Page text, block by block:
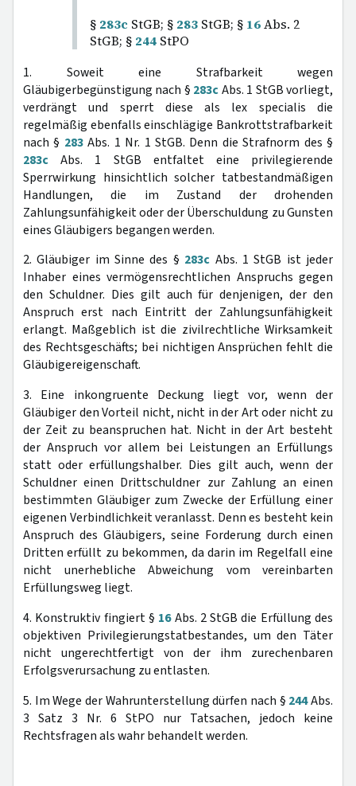
§ 283c StGB; § 283 StGB; § 16Abs. 2
StGB; § 244 StPO
1. Soweit eine Strafbarkeit wegen
Gläubigerbegünstigung nach § 283cAbs. 1 StGB vorliegt,
verdrängt und sperrt diese als lex specialis die
regelmäßig ebenfalls einschlägige Bankrottstrafbarkeit
nach § 283Abs. 1 Nr. 1 StGB. Denn die Strafnorm des §
283c Abs. 1 StGB entfaltet eine privilegierende
Sperrwirkung hinsichtlich solcher tatbestandmäßigen
Handlungen, die im Zustand der drohenden
Zahlungsunfähigkeit oder der Überschuldung zu Gunsten
eines Gläubigers begangen werden.
2. Gläubiger im Sinne des § 283c Abs. 1 StGB ist jeder
Inhaber eines vermögensrechtlichen Anspruchs gegen
den Schuldner. Dies gilt auch für denjenigen, der den
Anspruch erst nach Eintritt der Zahlungsunfähigkeit
erlangt. Maßgeblich ist die zivilrechtliche Wirksamkeit
des Rechtsgeschäfts; bei nichtigen Ansprüchen fehlt die
Gläubigereigenschaft.
3. Eine inkongruente Deckung liegt vor, wenn der
Gläubiger den Vorteil nicht, nicht in der Art oder nicht zu
der Zeit zu beanspruchen hat. Nicht in der Art besteht
der Anspruch vor allem bei Leistungen an Erfüllungs
statt oder erfüllungshalber. Dies gilt auch, wenn der
Schuldner einen Drittschuldner zur Zahlung an einen
bestimmten Gläubiger zum Zwecke der Erfüllung einer
eigenen Verbindlichkeit veranlasst. Denn es besteht kein
Anspruch des Gläubigers, seine Forderung durch einen
Dritten erfüllt zu bekommen, da darin im Regelfall eine
nicht unerhebliche Abweichung vom vereinbarten
Erfüllungsweg liegt.
4. Konstruktiv fingiert § 16Abs. 2 StGB die Erfüllung des
objektiven Privilegierungstatbestandes, um den Täter
nicht ungerechtfertigt von der ihm zurechenbaren
Erfolgsverursachung zu entlasten.
5. Im Wege der Wahrunterstellung dürfen nach § 244Abs.
3 Satz 3 Nr. 6 StPO nur Tatsachen, jedoch keine
Rechtsfragen als wahr behandelt werden.